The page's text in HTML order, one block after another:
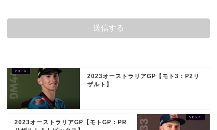
2023オーストラリアGP【モト3：P2リ
ザルト】
2023オーストラリアGP【モトGP：PR